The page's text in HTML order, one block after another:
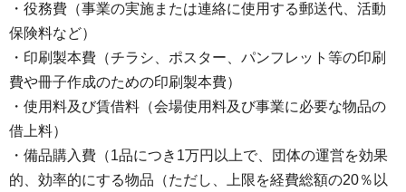
・役務費（事業の実施または連絡に使用する郵送代、活動
保険料など）
・印刷製本費（チラシ、ポスター、パンフレット等の印刷
費や冊子作成のための印刷製本費）
・使用料及び賃借料（会場使用料及び事業に必要な物品の
借上料）
・備品購入費（1品につき1万円以上で、団体の運営を効果
的、効率的にする物品（ただし、上限を経費総額の20％以